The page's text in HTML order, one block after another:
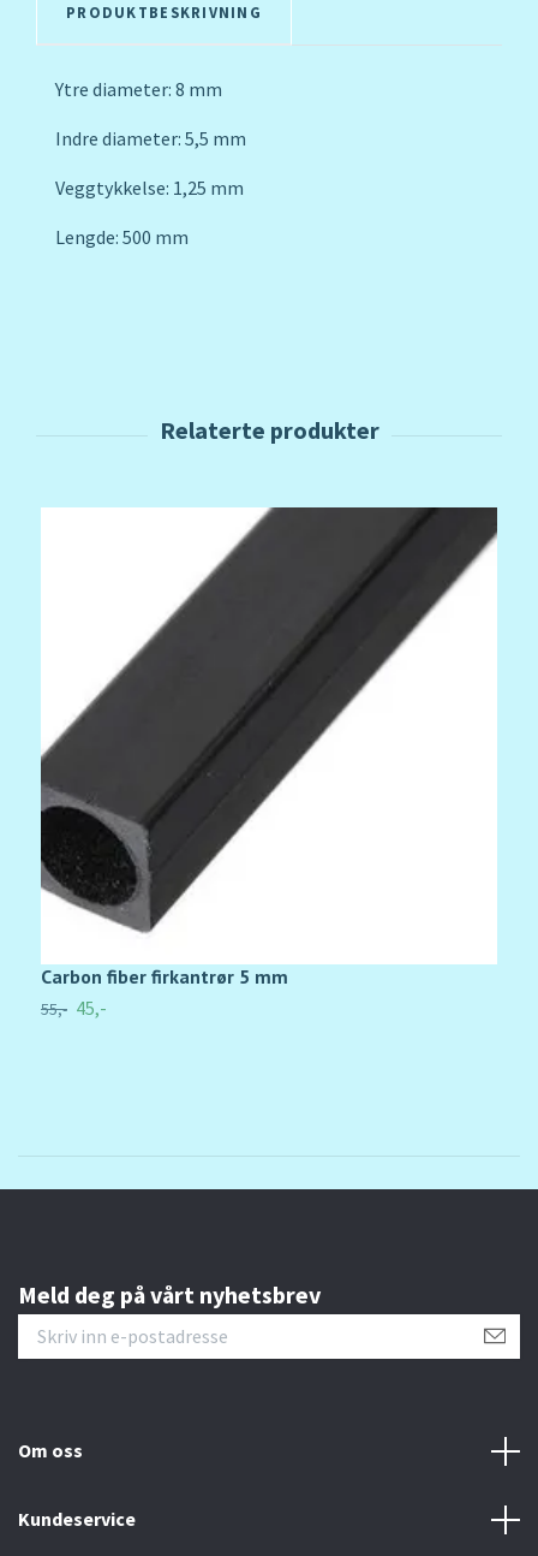
PRODUKTBESKRIVNING
Ytre diameter: 8 mm
Indre diameter: 5,5 mm
Veggtykkelse: 1,25 mm
Lengde: 500 mm
Carbon fiber firkantrør 5 mm
55,- 45,-
Meld deg på vårt nyhetsbrev
Om oss
Kundeservice